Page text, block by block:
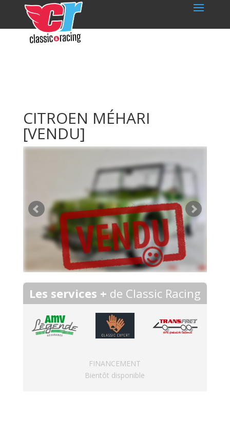
CITROEN MÉHARI
[VENDU]
Les services + de Classic Racing
FINANCEMENT
Bientôt disponible